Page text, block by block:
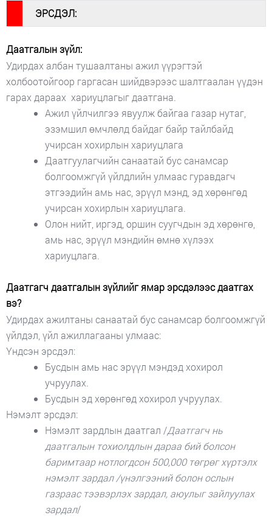
ЭРСДЭЛ:
Даатгалын зүйл:
Удирдах албан тушаалтаны ажил үүрэгтэй
холбоотойгоор гаргасан шийдвэрээс шалтгаалан үүдэн
гарах дараах хариуцлагыг даатгана.
Ажил үйлчилгээ явуулж байгаа газар нутаг,
эзэмшил өмчлөлд байдаг байр тайлбайд
учирсан хохирлын хариуцлага
Даатгуулагчийн санаатай бус санамсар
болгоомжгүй үйлдлийн улмаас гуравдагч
этгээдийн амь нас, эрүүл мэнд, эд хөрөнгөд
учирсан хохирлын хариуцлага.
Олон нийт, иргэд, оршин суугчдын эд хөрөнгө,
амь нас, эрүүл мэндийн өмнө хүлээх
хариуцлага.
Даатгагч даатгалын зүйлийг ямар эрсдэлээс даатгах
вэ?
Удирдах ажилтаны санаатай бус санамсар болгоомжгүй
үйлдэл, үйл ажиллагааны улмаас:
Үндсэн эрсдэл:
Бусдын амь нас эрүүл мэндэд хохирол
учруулах.
Бусдын эд хөрөнгөд хохирол учруулах.
Нэмэлт эрсдэл:
Нэмэлт зардлын даатгал /Даатгагч нь
даатгалын тохиолдлын дараа бий болсон
баримтаар нотлогдсон 500,000 төгрөг хүртэлх
нэмэлт зардал /үнэлгээний болон ослын
газраас тээвэрлэх зардал, аюулыг зайлуулах
зардал/